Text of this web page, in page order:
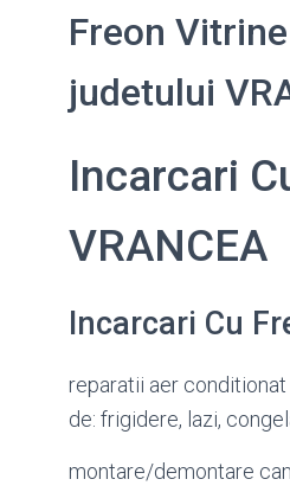
Freon
judetului
Incarcari
VRANCEA
Incarcari Cu
reparatii aer conditionat
de: frigidere, lazi,
montare/demontare